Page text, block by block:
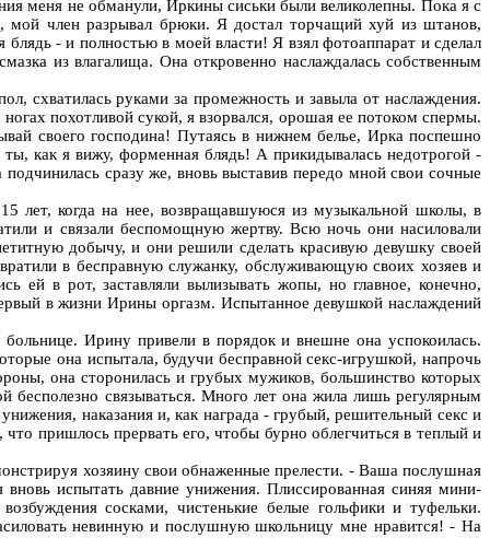
меня не обманули, Иркины сиськи были великолепны. Пока я с
мой член разрывал брюки. Я достал торчащий хуй из штанов,
- и полностью в моей власти! Я взял фотоаппарат и сделал
из влагалища. Она откровенно наслаждалась собственным
схватилась руками за промежность и завыла от наслаждения.
похотливой сукой, я взорвался, орошая ее потоком спермы.
своего господина! Путаясь в нижнем белье, Ирка поспешно
как я вижу, форменная блядь! А прикидывалась недотрогой -
сразу же, вновь выставив передо мной свои сочные
лет, когда на нее, возвращавшуюся из музыкальной школы, в
и связали беспомощную жертву. Всю ночь они насиловали
добычу, и они решили сделать красивую девушку своей
в бесправную служанку, обслуживающую своих хозяев и
ей в рот, заставляли вылизывать жопы, но главное, конечно,
в жизни Ирины оргазм. Испытанное девушкой наслаждений
Ирину привели в порядок и внешне она успокоилась.
она испытала, будучи бесправной секс-игрушкой, напрочь
она сторонилась и грубых мужиков, большинство которых
бесполезно связываться. Много лет она жила лишь регулярным
наказания и, как награда - грубый, решительный секс и
пришлось прервать его, чтобы бурно облегчиться в теплый и
хозяину свои обнаженные прелести. - Ваша послушная
испытать давние унижения. Плиссированная синяя мини-
сосками, чистенькие белые гольфики и туфельки.
невинную и послушную школьницу мне нравится! - На